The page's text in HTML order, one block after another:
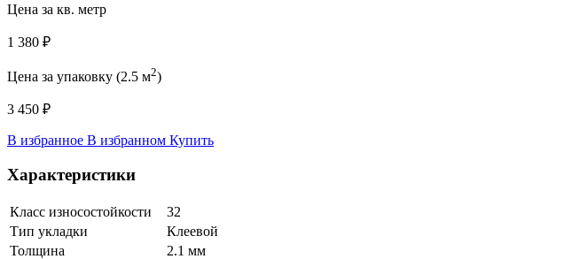
Цена за кв. метр
1 380 ₽
Цена за упаковку (2.5 м2)
3 450 ₽
В избранное В избранном Купить
Характеристики
Класс износостойкости
32
Тип укладки
Клеевой
Толщина
2.1 мм